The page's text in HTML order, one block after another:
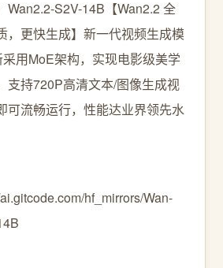
Wan2.2-S2V-14B 【Wan2.2 全
，更快生成】新一代视频生成模
用MoE架构，实现电影级美学
支持720P高清文本/图像生成视
可流畅运行，性能达业界领先水
hf_mirrors/Wan-